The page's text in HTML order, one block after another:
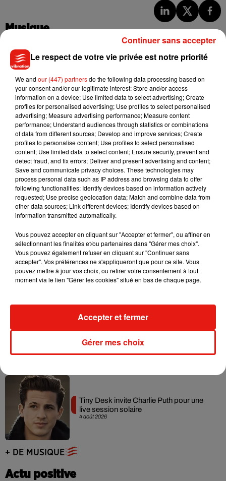
Musique
7 août 2026
Julien Lieb s’essaye à la vie de chatelain
7 août 2026
Madonna sort enfin le remix de « Love
Sensation » avec Kylie Minogue
7 août 2026
Tayc et Didi B dévoilent le single le plus
dansant de l’année
7 août 2026
Angèle et Amélie Lens dévoilent leur
collaboration tant attendue
Benny Blanco invite Selena Gomez et
Becky G sur son nouveau single
4 août 2026
Tiny Desk invite Charlie Puth pour une
live session solaire
+ DE MUSIQUE
Actu positive
Le respect de votre vie privée est notre priorité
We and our (447) partnersdo the following data processing based on
your consent and/or our legitimate interest: Store and/or access
information on a device; Use limited data to select advertising; Create
profiles for personalised advertising; Use profiles to select personalised
advertising; Measure advertising performance; Measure content
performance; Understand audiences through statistics or combinations
of data from different sources; Develop and improve services; Create
profiles to personalise content; Use profiles to select personalised
content; Use limited data to select content; Ensure security, prevent and
detect fraud, and fix errors; Deliver and present advertising and content;
Save and communicate privacy choices. These technologies may
process personal data such as IP address and browsing data to offer
following functionalities: Identify devices based on information actively
requested; Use precise geolocation data; Match and combine data from
other data sources; Link different devices; Identify devices based on
information transmitted automatically.
Vous pouvez accepter en cliquant sur "Accepter et fermer", ou affiner en
sélectionnant les finalités et/ou partenaires dans "Gérer mes choix".
Vous pouvez également refuser en cliquant sur "Continuer sans
accepter". Vos préférences ne s'appliqueront que pour ce site. Vous
pouvez mettre à jour vos choix, ou retirer votre consentement à tout
moment via le lien "Gérer les cookies" situé en bas de chaque page.
Gérer mes choix
Accepter et fermer
Continuer sans accepter